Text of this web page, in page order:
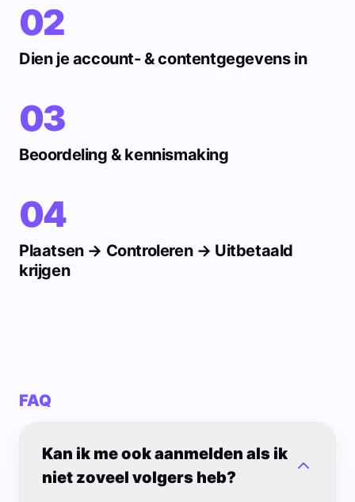
02
Dien je account- & contentgegevens in
03
Beoordeling & kennismaking
04
Plaatsen → Controleren → Uitbetaald
krijgen
FAQ
Kan ik me ook aanmelden als ik
niet zoveel volgers heb?